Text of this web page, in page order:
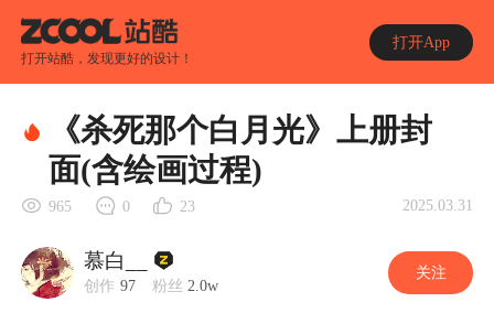
打开站酷，发现更好的设计！
打开App
《杀死那个白月光》上册封
面(含绘画过程)
965 0 23 2025.03.31
慕白__
创作 97 粉丝 2.0w
关注